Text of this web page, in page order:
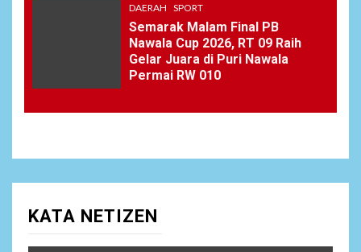
DAERAH SPORT
Semarak Malam Final PB
Nawala Cup 2026, RT 09 Raih
Gelar Juara di Puri Nawala
Permai RW 010
KATA NETIZEN